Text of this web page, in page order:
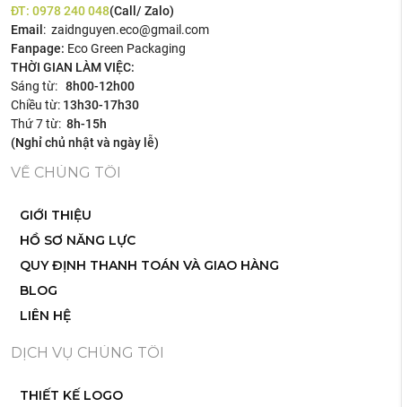
ĐT:0978 240 048(Call/ Zalo)
Email : zaidnguyen.eco@gmail.com
Fanpage: Eco Green Packaging
THỜI GIAN LÀM VIỆC:
Sáng từ:8h00-12h00
Chiều từ: 13h30-17h30
Thứ 7 từ:8h-15h
(Nghỉ chủ nhật và ngày lễ)
VỀ CHÚNG TÔI
GIỚI THIỆU
HỒ SƠ NĂNG LỰC
QUY ĐỊNH THANH TOÁN VÀ GIAO HÀNG
BLOG
LIÊN HỆ
DỊCH VỤ CHÚNG TÔI
THIẾT KẾ LOGO